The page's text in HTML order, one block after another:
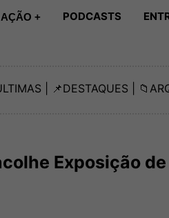
+ PODCASTS
| 📌DESTAQUES | 📁
Exposição